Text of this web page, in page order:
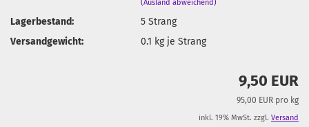
(Ausland abweichend)
Lagerbestand: 5Strang
Versandgewicht:
0.1 kg je Strang
9,50 EUR
95,00 EUR pro kg
inkl. 19% MwSt. zzgl. Versand